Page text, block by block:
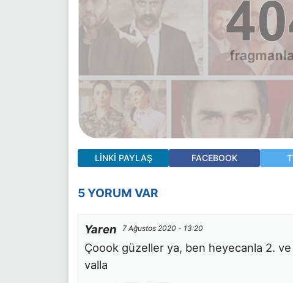
LINKI PAYLAŞ FACEBOOK
5 YORUM VAR
Yaren 7 Ağustos 2020 - 13:20
Çoook güzeller ya, ben heyecanla 2.
valla